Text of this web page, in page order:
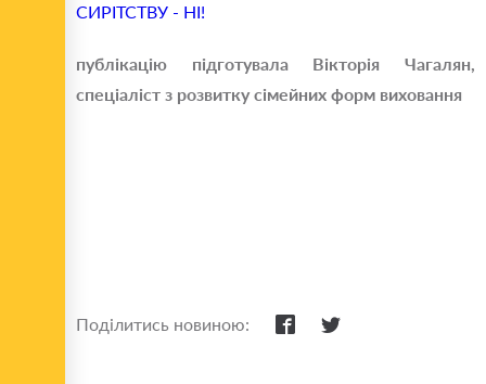
СИРІТСТВУ - НІ!
публікацію підготувала Вікторія Чагалян,
спеціаліст з розвитку сімейних форм виховання
Поділитись новиною: